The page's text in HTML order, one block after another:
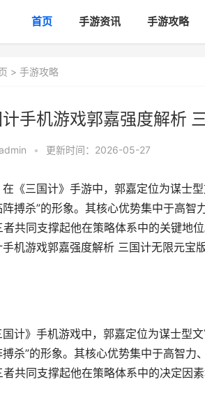
首页 手游资讯 手游攻略
> 手游攻略
手机游戏郭嘉强度解析
admin • 更新时间：2026-05-27
《三国计》手游中，郭嘉定位为谋士
阵搏杀”的形象。其核心优势集中于高
者共同支撑起他在策略体系中的关键地
手机游戏郭嘉强度解析 三国计无限元宝
计》手机游戏中，郭嘉定位为谋士型
搏杀”的形象。其核心优势集中于高智
者共同支撑起他在策略体系中的决定因